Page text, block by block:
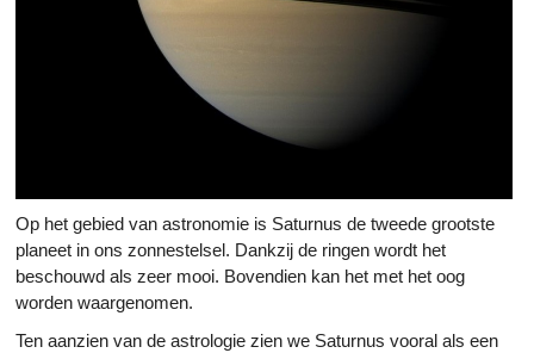
Op het gebied van astronomie is Saturnus de tweede grootste
planeet in ons zonnestelsel. Dankzij de ringen wordt het
beschouwd als zeer mooi. Bovendien kan het met het oog
worden waargenomen.
Ten aanzien van de astrologie zien we Saturnus vooral als een